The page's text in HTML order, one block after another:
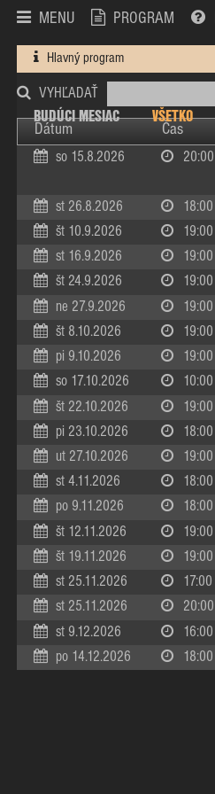
MENU PROGRAM
Hlavný program
VYHĽADAŤ
BUDÚCI MESIAC
VŠETKO
Dátum Čas
so 15.8.2026 20:00
st 26.8.2026 18:00
št 10.9.2026 19:00
st 16.9.2026 19:00
št 24.9.2026 19:00
ne 27.9.2026 19:00
št 8.10.2026 19:00
pi 9.10.2026 19:00
so 17.10.2026 10:00
št 22.10.2026 19:00
pi 23.10.2026 18:00
ut 27.10.2026 19:00
st 4.11.2026 18:00
po 9.11.2026 18:00
št 12.11.2026 19:00
št 19.11.2026 19:00
st 25.11.2026 17:00
st 25.11.2026 20:00
st 9.12.2026 16:00
po 14.12.2026 18:00